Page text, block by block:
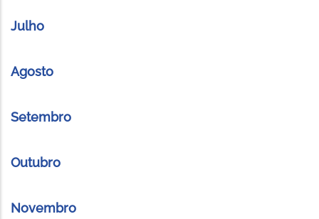
Julho
Agosto
Setembro
Outubro
Novembro